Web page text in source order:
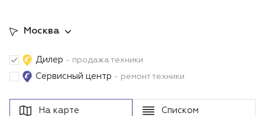
Москва
Дилер - продажа техники
Сервисный центр - ремонт техники
На карте Списком